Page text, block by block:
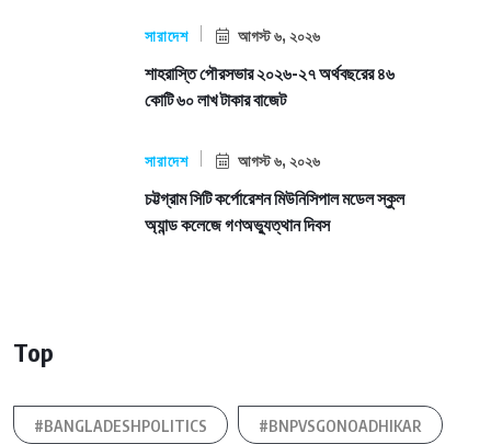
সারাদেশ আগস্ট ৬, ২০২৬
শাহরাস্তি পৌরসভার ২০২৬-২৭ অর্থবছরের ৪৬
কোটি ৬০ লাখ টাকার বাজেট
সারাদেশ আগস্ট ৬, ২০২৬
চট্টগ্রাম সিটি কর্পোরেশন মিউনিসিপাল মডেল স্কুল
অ্যান্ড কলেজে গণঅভ্যুত্থান দিবস
Top
#BANGLADESHPOLITICS #BNPVSGONOADHIKAR